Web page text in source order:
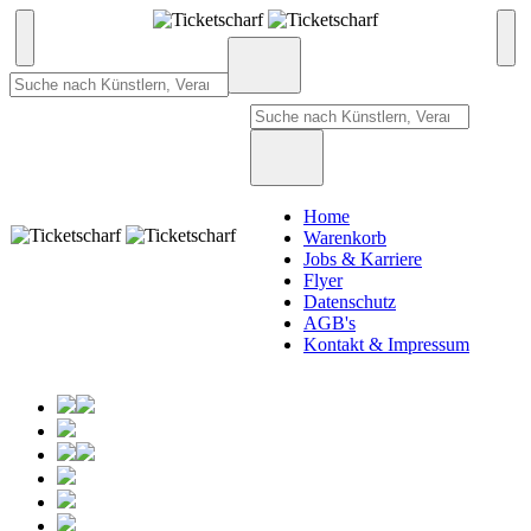
Home
Warenkorb
Jobs & Karriere
Flyer
Datenschutz
AGB's
Kontakt & Impressum